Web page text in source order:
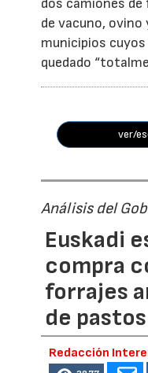
dos camiones de
de vacuno, ovino
municipios
quedado
ver/
Análisis del
Euskadi
compra
forrajes
de
Redacción